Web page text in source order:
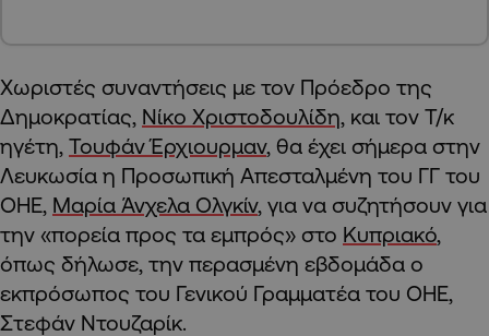
Χωριστές συναντήσεις με τον Πρόεδρο της
Δημοκρατίας, Νίκο Χριστοδουλίδη , και τον Τ/κ
ηγέτη, Τουφάν Έρχιουρμαν, θα έχει σήμερα στην
Λευκωσία η Προσωπική Απεσταλμένη του ΓΓ του
ΟΗΕ, Μαρία Άνχελα Ολγκίν, για να συζητήσουν για
την «πορεία προς τα εμπρός» στο Κυπριακό
όπως δήλωσε, την περασμένη εβδομάδα ο
εκπρόσωπος του Γενικού Γραμματέα του ΟΗΕ,
Στεφάν Ντουζαρίκ.